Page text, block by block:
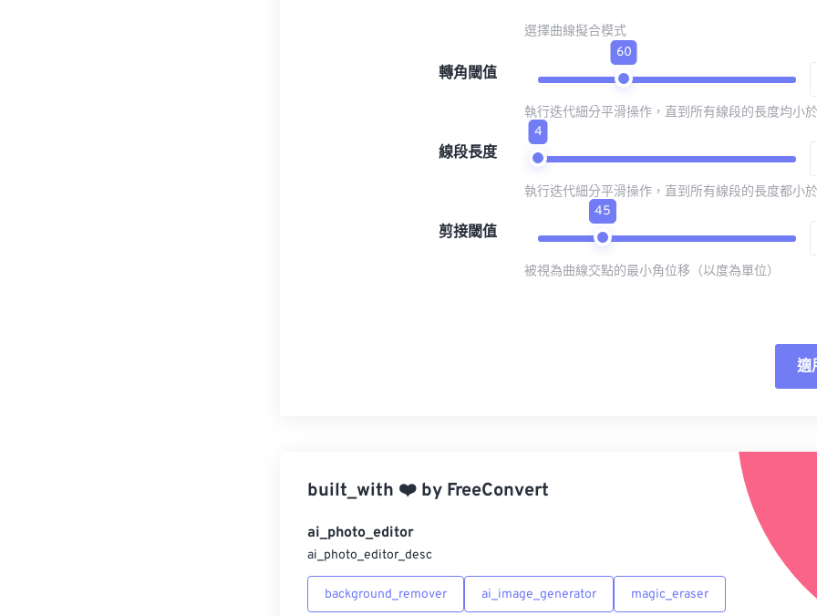
選擇曲線擬合模式
轉角閾值
60
執行迭代細分平滑操作，直到所有線段的長度均小
線段長度
4
執行迭代細分平滑操作，直到所有線段的長度都小
剪接閾值
45
被視為曲線交點的最小角位移（以度為單位）
適
built_with ❤️ by FreeConvert
ai_photo_editor
ai_photo_editor_desc
background_remover ai_image_generator magic_eraser